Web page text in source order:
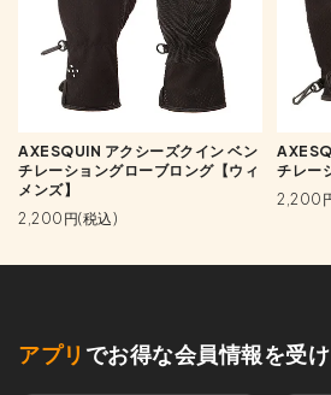
AXESQUIN アクシーズクイン ベン
チレーショングローブロング【ウィ
メンズ】
2,200円(税込)
チレー
2,200
アプリ でお得な会員情報を受